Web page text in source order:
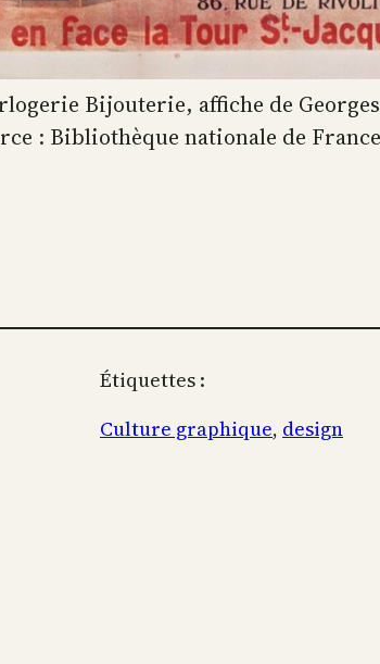
Bijouterie, affiche de Georges
: Bibliothèque nationale de France
Étiquettes :
Culture graphique, design